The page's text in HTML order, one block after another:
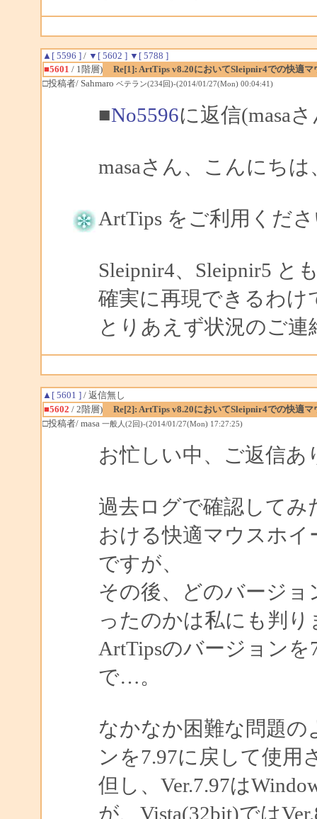
▲[ 5596 ]/ ▼[ 5602 ] ▼[ 5788 ]
■5601 / 1階層)
Re[1]: ArtTips v8.20においてSleipnir4での快適
□投稿者/ Sahmaro ベテラン(234回)-(2014/01/27(Mon) 00:04:41)
■No5596に返信(masa
masaさん、こんにちは
ArtTips をご利用くだ
Sleipnir4、Sleipnir5 と
確実に再現できるわ
とりあえず状況のご連
▲[ 5601 ]/ 返信無し
■5602 / 2階層)
Re[2]: ArtTips v8.20においてSleipnir4での快適
□投稿者/ masa 一般人(2回)-(2014/01/27(Mon) 17:27:25)
お忙しい中、ご返信
過去ログで確認してみ
おける快適マウスホ
ですが、
その後、どのバージ
ったのかは私にも判り
ArtTipsのバージョン
で…。
なかなか困難な問題
ンを7.97に戻して使用
但し、Ver.7.97は
が、Vista(32bit)では